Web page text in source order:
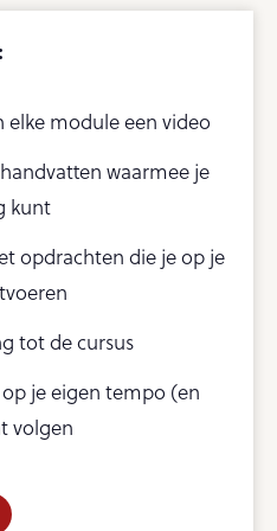
elke module een video
waarmee je
kunt
opdrachten die je op je
tot de cursus
je eigen tempo (en
volgen